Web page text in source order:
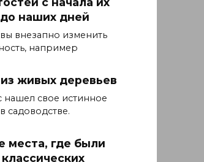
наших дней
внезапно изменить
например
живых деревьев
нашел свое истинное
садоводстве.
места, где были